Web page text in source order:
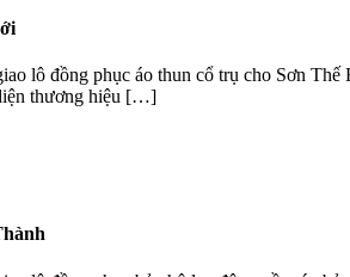
lô đồng phục áo thun cổ trụ cho Sơn
thương hiệu […]